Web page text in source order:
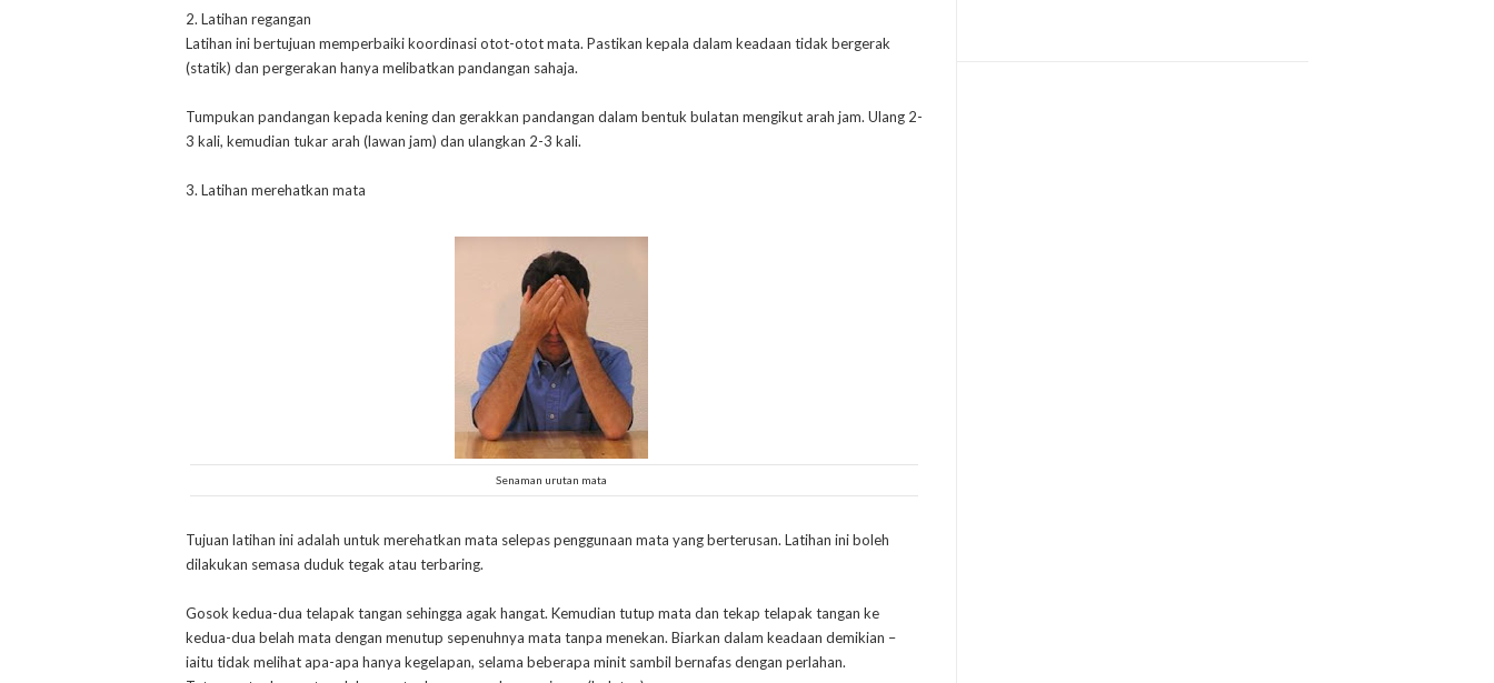
2. Latihan regangan
Latihan ini bertujuan memperbaiki koordinasi otot-otot mata. Pastikan kepala dalam keadaan tidak bergerak
(statik) dan pergerakan hanya melibatkan pandangan sahaja.
Tumpukan pandangan kepada kening dan gerakkan pandangan dalam bentuk bulatan mengikut arah jam. Ulang 2-
3 kali, kemudian tukar arah (lawan jam) dan ulangkan 2-3 kali.
3. Latihan merehatkan mata
Senaman urutan mata
Tujuan latihan ini adalah untuk merehatkan mata selepas penggunaan mata yang berterusan. Latihan ini boleh
dilakukan semasa duduk tegak atau terbaring.
Gosok kedua-dua telapak tangan sehingga agak hangat. Kemudian tutup mata dan tekap telapak tangan ke
kedua-dua belah mata dengan menutup sepenuhnya mata tanpa menekan. Biarkan dalam keadaan demikian –
iaitu tidak melihat apa-apa hanya kegelapan, selama beberapa minit sambil bernafas dengan perlahan.